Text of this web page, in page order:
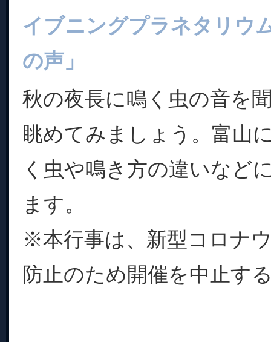
イブニングプラネタリウ
の声」
秋の夜長に鳴く虫の音を
眺めてみましょう。富山
く虫や鳴き方の違いなど
ます。
※本行事は、新型コロナ
防止のため開催を中止す